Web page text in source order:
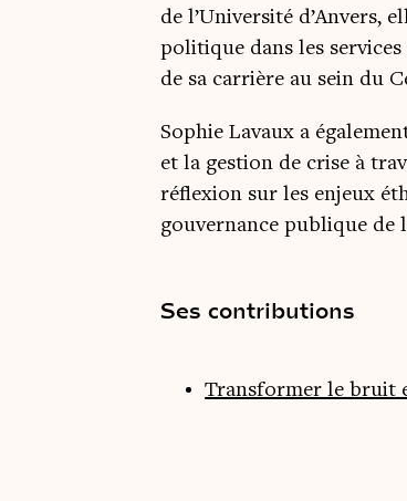
de l’Université d’Anvers,
politique dans les
de sa carrière au sein du
Sophie Lavaux a
et la gestion de crise à
réflexion sur les enjeux
gouvernance publique de
Ses contributions
Transformer le bruit